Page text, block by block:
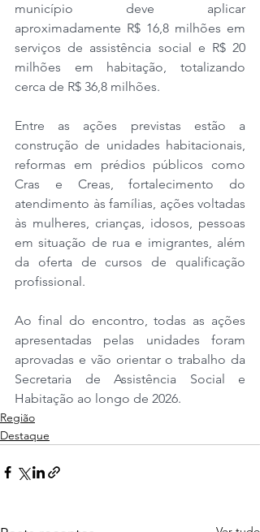
município deve aplicar
aproximadamente R$ 16,8 milhões em
serviços de assistência social e R$ 20
milhões em habitação, totalizando
cerca de R$ 36,8 milhões.
Entre as ações previstas estão a
construção de unidades habitacionais,
reformas em prédios públicos como
Cras e Creas, fortalecimento do
atendimento às famílias, ações voltadas
às mulheres, crianças, idosos, pessoas
em situação de rua e imigrantes, além
da oferta de cursos de qualificação
profissional.
Ao final do encontro, todas as ações
apresentadas pelas unidades foram
aprovadas e vão orientar o trabalho da
Secretaria de Assistência Social e
Habitação ao longo de 2026.
Região
Destaque